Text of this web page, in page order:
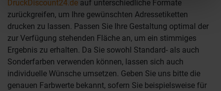
DruckDiscount24.de auf unterschiedliche Formate
zurückgreifen, um Ihre gewünschten Adressetiketten
drucken zu lassen. Passen Sie Ihre Gestaltung optimal der
zur Verfügung stehenden Fläche an, um ein stimmiges
Ergebnis zu erhalten. Da Sie sowohl Standard- als auch
Sonderfarben verwenden können, lassen sich auch
individuelle Wünsche umsetzen. Geben Sie uns bitte die
genauen Farbwerte bekannt, sofern Sie beispielsweise für